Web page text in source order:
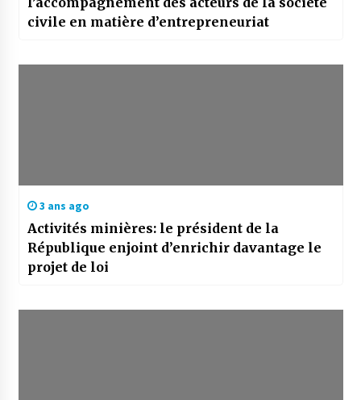
civile en matière d’entrepreneuriat
3 ans ago
Activités minières: le président de la
République enjoint d’enrichir davantage le
projet de loi